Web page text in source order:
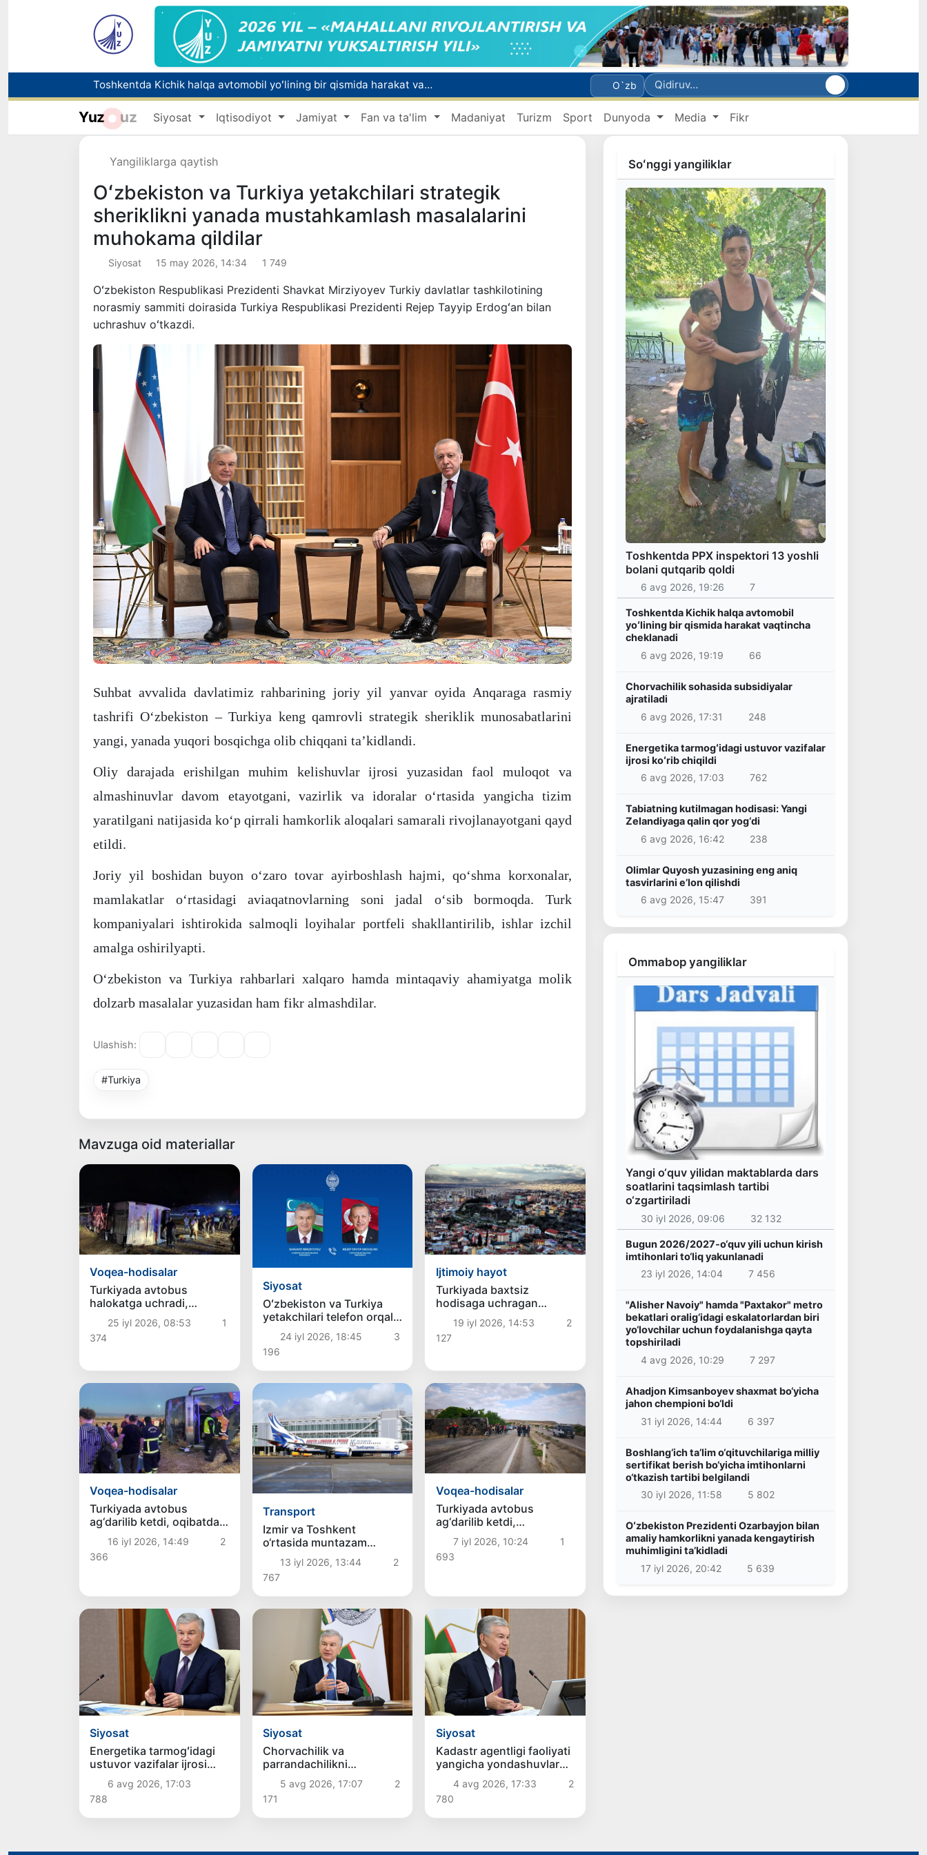
Toshkentda Kichik halqa avtomobil yoʻlining bir qismida harakat vaqtincha cheklanadi
Chorvachilik sohasida subsidiyalar ajratiladi
Tabiatning kutilmagan hodisasi: Yangi Zelandiyaga qalin qor yog‘di
Olimlar Quyosh yuzasining eng aniq tasvirlarini e’lon qilishdi
O`zb
Yuz uz Siyosat Iqtisodiyot Jamiyat Fan va ta'lim Madaniyat Turizm Sport Dunyoda Media Fikr
Yangiliklarga qaytish
Oʻzbekiston va Turkiya yetakchilari strategik
sheriklikni yanada mustahkamlash masalalarini
muhokama qildilar
Siyosat 15 may 2026, 14:34 1 749
Oʻzbekiston Respublikasi Prezidenti Shavkat Mirziyoyev Turkiy davlatlar tashkilotining
norasmiy sammiti doirasida Turkiya Respublikasi Prezidenti Rejep Tayyip Erdogʻan bilan
uchrashuv oʻtkazdi.
Suhbat avvalida davlatimiz rahbarining joriy yil yanvar oyida Anqaraga rasmiy
tashrifi Oʻzbekiston – Turkiya keng qamrovli strategik sheriklik munosabatlarini
yangi, yanada yuqori bosqichga olib chiqqani taʼkidlandi.
Oliy darajada erishilgan muhim kelishuvlar ijrosi yuzasidan faol muloqot va
almashinuvlar davom etayotgani, vazirlik va idoralar oʻrtasida yangicha tizim
yaratilgani natijasida koʻp qirrali hamkorlik aloqalari samarali rivojlanayotgani qayd
etildi.
Joriy yil boshidan buyon oʻzaro tovar ayirboshlash hajmi, qoʻshma korxonalar,
mamlakatlar oʻrtasidagi aviaqatnovlarning soni jadal oʻsib bormoqda. Turk
kompaniyalari ishtirokida salmoqli loyihalar portfeli shakllantirilib, ishlar izchil
amalga oshirilyapti.
Oʻzbekiston va Turkiya rahbarlari xalqaro hamda mintaqaviy ahamiyatga molik
dolzarb masalalar yuzasidan ham fikr almashdilar.
Ulashish:
#Turkiya
Mavzuga oid materiallar
Voqea-hodisalar
Turkiyada avtobus
halokatga uchradi,
oqibatda 40 kishi jarohat
oldi25 iyl 2026, 08:53
1
374
Siyosat
Oʻzbekiston va Turkiya
yetakchilari telefon orqali
muloqot qildilar
24 iyl 2026, 18:45
3
196
Ijtimoiy hayot
Turkiyada baxtsiz
hodisaga uchragan
o‘zbekistonlik ayol
Vatanga qaytarildi
19 iyl 2026, 14:53
2
127
Voqea-hodisalar
Turkiyada avtobus
ag‘darilib ketdi, oqibatda
46 kishi jarohat oldi
16 iyl 2026, 14:49
2
366
Transport
Izmir va Toshkent
o‘rtasida muntazam
aviaqatnovlar yo‘lga
qo‘yiladi
13 iyl 2026, 13:44
2
767
Voqea-hodisalar
Turkiyada avtobus
ag‘darilib ketdi,
jabrlanganlar bor
7 iyl 2026, 10:24
1
693
Siyosat
Energetika tarmogʻidagi
ustuvor vazifalar ijrosi
koʻrib chiqildi
6 avg 2026, 17:03
788
Siyosat
Chorvachilik va
parrandachilikni
rivojlantirish chora-
tadbirlari muhokama
qilindi
5 avg 2026, 17:07
2
171
Siyosat
Kadastr agentligi faoliyati
yangicha yondashuvlar
asosida tashkil etiladi
4 avg 2026, 17:33
2
780
Soʻnggi yangiliklar
Toshkentda PPX inspektori 13 yoshli
bolani qutqarib qoldi
6 avg 2026, 19:26 7
Toshkentda Kichik halqa avtomobil
yoʻlining bir qismida harakat vaqtincha
cheklanadi
6 avg 2026, 19:19
66
Chorvachilik sohasida subsidiyalar
ajratiladi
6 avg 2026, 17:31
248
Energetika tarmogʻidagi ustuvor vazifalar
ijrosi koʻrib chiqildi
6 avg 2026, 17:03
762
Tabiatning kutilmagan hodisasi: Yangi
Zelandiyaga qalin qor yog‘di
6 avg 2026, 16:42
238
Olimlar Quyosh yuzasining eng aniq
tasvirlarini e’lon qilishdi
6 avg 2026, 15:47
391
Ommabop yangiliklar
Yangi o‘quv yilidan maktablarda dars
soatlarini taqsimlash tartibi
o‘zgartiriladi
30 iyl 2026, 09:06 32 132
Bugun 2026/2027-o‘quv yili uchun kirish
imtihonlari to‘liq yakunlanadi
23 iyl 2026, 14:04
7 456
"Alisher Navoiy" hamda "Paxtakor" metro
bekatlari oralig‘idagi eskalatorlardan biri
yo‘lovchilar uchun foydalanishga qayta
topshiriladi
4 avg 2026, 10:29
7 297
Ahadjon Kimsanboyev shaxmat bo‘yicha
jahon chempioni bo‘ldi
31 iyl 2026, 14:44
6 397
Boshlang‘ich ta’lim o‘qituvchilariga milliy
sertifikat berish bo‘yicha imtihonlarni
o‘tkazish tartibi belgilandi
30 iyl 2026, 11:58
5 802
Oʻzbekiston Prezidenti Ozarbayjon bilan
amaliy hamkorlikni yanada kengaytirish
muhimligini taʼkidladi
17 iyl 2026, 20:42
5 639